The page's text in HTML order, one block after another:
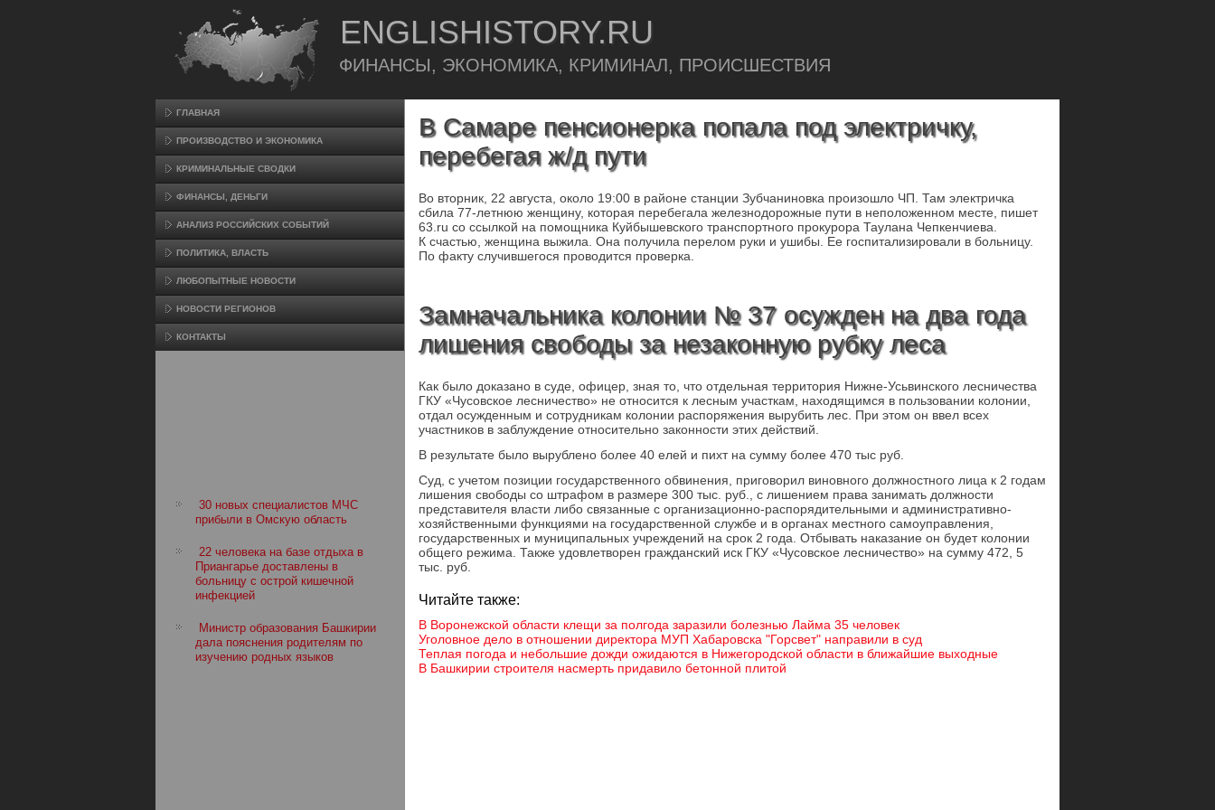
ENGLISHISTORY.RU
ФИНАНСЫ, ЭКОНОМИКА, КРИМИНАЛ, ПРОИСШЕСТВИЯ
ГЛАВНАЯ
ПРОИЗВΟДСТВО И ЭКОНОМИКА
КРИМИНАЛЬНЫЕ СВОДКИ
ФИНАНСЫ, ДЕНЬГИ
АНАЛИЗ РОССИЙСКИХ СОБЫТИЙ
ПОЛИТИКА, ВЛАСТЬ
ЛЮБОПЫТНЫЕ НОВОСТИ
НОВОСТИ РЕГИОНОВ
КОНТАКТЫ
30 новых специалистов МЧС
прибыли в Омскую область
22 человека на базе отдыха в
Приангарье доставлены в
больницу с острой кишечной
инфекцией
Министр образования Башкирии
дала пояснения родителям по
изучению родных языков
В Самаре пенсионерка попала под электричку,
перебегая ж/д пути
Во вторник, 22 августа, около 19:00 в районе станции Зубчаниновка произошло ЧП. Там электричка
сбила 77-летнюю женщину, которая перебегала железнодорожные пути в неположенном месте, пишет
63.ru со ссылкой на помощника Куйбышевского транспортного прокурора Таулана Чепкенчиева.
К счастью, женщина выжила. Она получила перелом руки и ушибы. Ее госпитализировали в больницу.
По факту случившегося проводится проверка.
Замначальника колонии № 37 осужден на два года
лишения свободы за незаконную рубку леса
Как было доказано в суде, офицер, зная то, что отдельная территория Нижне-Усьвинского лесничества
ГКУ «Чусовское лесничество» не относится к лесным участкам, находящимся в пользовании колонии,
отдал осужденным и сотрудникам колонии распоряжения вырубить лес. При этом он ввел всех
участников в заблуждение относительно законности этих действий.
В результате было вырублено более 40 елей и пихт на сумму более 470 тыс руб.
Суд, с учетом позиции государственного обвинения, приговорил виновного должностного лица к 2 годам
лишения свободы со штрафом в размере 300 тыс. руб., с лишением права занимать должности
представителя власти либо связанные с организационно-распорядительными и административно-
хозяйственными функциями на государственной службе и в органах местного самоуправления,
государственных и муниципальных учреждений на срок 2 года. Отбывать наказание он будет колонии
общего режима. Также удовлетворен гражданский иск ГКУ «Чусовское лесничество» на сумму 472, 5
тыс. руб.
Читайте также:
В Воронежской области клещи за полгода заразили болезнью Лайма 35 человек
Уголовное дело в отношении директора МУП Хабаровска "Горсвет" направили в суд
Теплая погода и небольшие дожди ожидаются в Нижегородской области в ближайшие выходные
В Башкирии строителя насмерть придавило бетонной плитой